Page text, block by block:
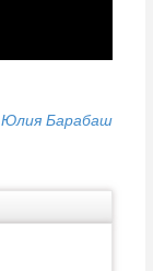
Юлия Барабаш